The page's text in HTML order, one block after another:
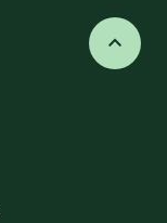
keyboard_arrow_up